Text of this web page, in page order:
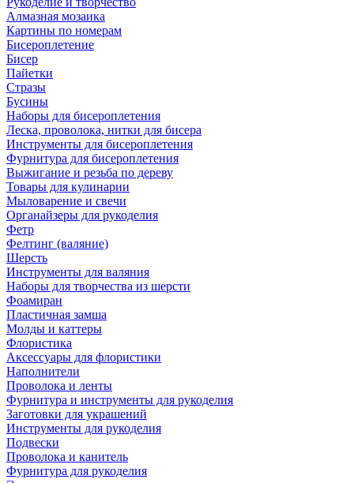
Алмазная мозаика
Картины по номерам
Бисероплетение
Бисер
Пайетки
Стразы
Бусины
Наборы для бисероплетения
Леска, проволока, нитки для бисера
Инструменты для бисероплетения
Фурнитура для бисероплетения
Выжигание и резьба по дереву
Товары для кулинарии
Мыловарение и свечи
Органайзеры для рукоделия
Фетр
Фелтинг (валяние)
Шерсть
Инструменты для валяния
Наборы для творчества из шерсти
Фоамиран
Пластичная замша
Молды и каттеры
Флористика
Аксессуары для флористики
Наполнители
Проволока и ленты
Фурнитура и инструменты для рукоделия
Заготовки для украшений
Инструменты для рукоделия
Подвески
Проволока и канитель
Фурнитура для рукоделия